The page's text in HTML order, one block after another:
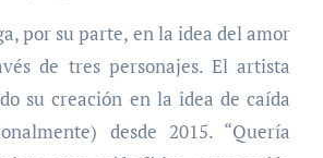
por su parte, en la idea del amor
de tres personajes. El artista
su creación en la idea de caída
desde 2015. “Quería